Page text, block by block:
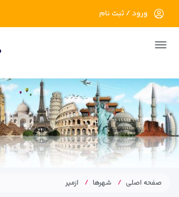
ورود / ثبت نام
صفحه اصلی شهرها ازمیر